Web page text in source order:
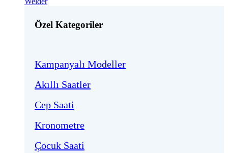
Özel Kategoriler
Kampanyalı Modeller
Akıllı Saatler
Cep Saati
Kronometre
Çocuk Saati